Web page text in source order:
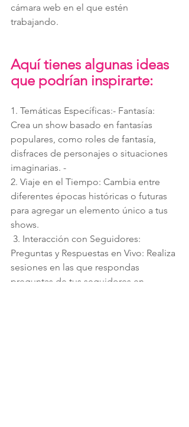
cámara web en el que estén
trabajando.
Aquí tienes algunas ideas
que podrían inspirarte:
1. Temáticas Específicas:- Fantasía:
Crea un show basado en fantasías
populares, como roles de fantasía,
disfraces de personajes o situaciones
imaginarias. -
2. Viaje en el Tiempo: Cambia entre
diferentes épocas históricas o futuras
para agregar un elemento único a tus
shows.
Preguntas y Respuestas en Vivo: Realiza
sesiones en las que respondas
preguntas de tus seguidores en